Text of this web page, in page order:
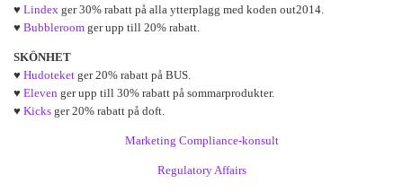
♥ Lindex ger 30% rabatt på alla ytterplagg med koden out2014.
♥ Bubbleroom ger upp till 20% rabatt.
SKÖNHET
♥ Hudoteket ger 20% rabatt på BUS.
♥ Eleven ger upp till 30% rabatt på sommarprodukter.
♥ Kicks ger 20% rabatt på doft.
Marketing Compliance-konsult
Regulatory Affairs